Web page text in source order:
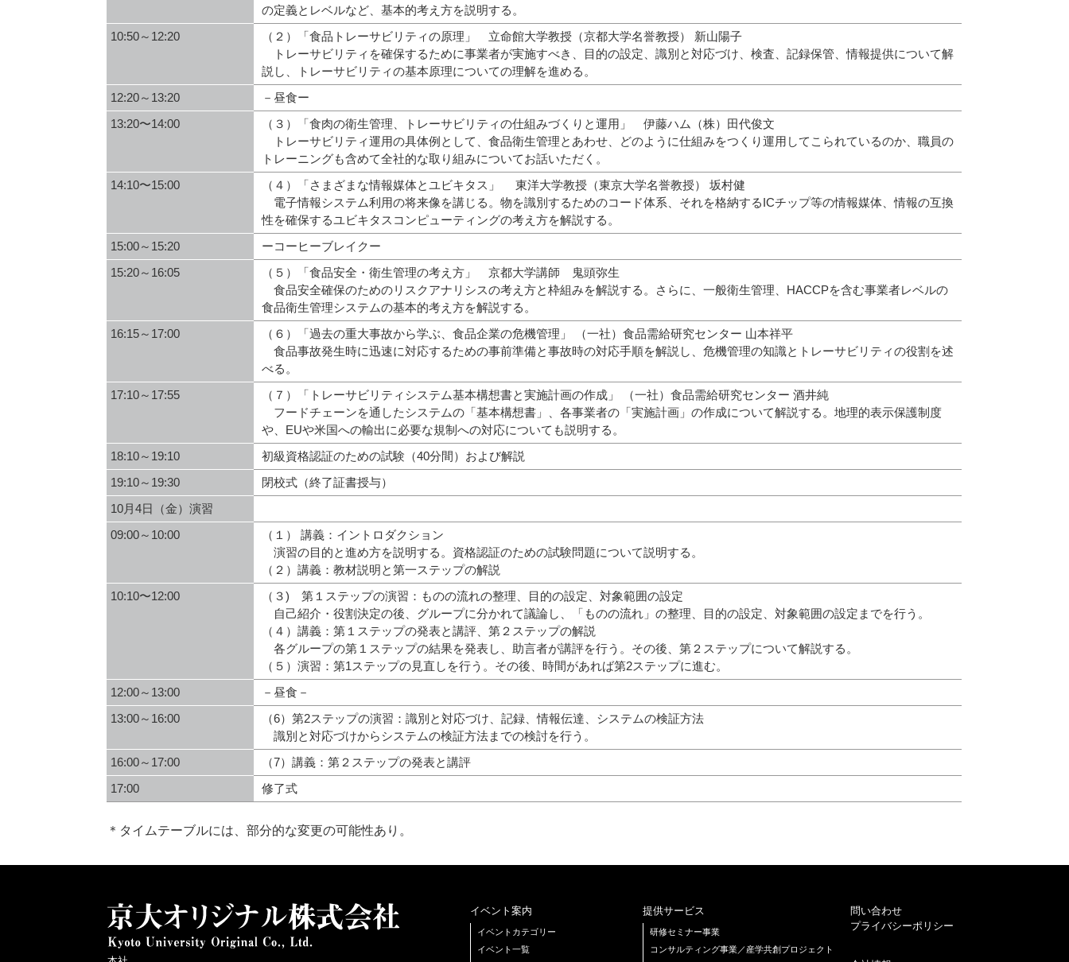
の定義とレベルなど、基本的考え方を説明する。
10:50～12:20
（２）「食品トレーサビリティの原理」 立命館大学教授（京都大学名誉教授） 新山陽子
トレーサビリティを確保するために事業者が実施すべき、目的の設定、識別と対応づけ、検査、記録保管、情報提供について解
説し、トレーサビリティの基本原理についての理解を進める。
12:20～13:20 －昼食ー
13:20〜14:00
（３）「食肉の衛生管理、トレーサビリティの仕組みづくりと運用」 伊藤ハム（株）田代俊文
トレーサビリティ運用の具体例として、食品衛生管理とあわせ、どのように仕組みをつくり運用してこられているのか、職員の
トレーニングも含めて全社的な取り組みについてお話いただく。
14:10〜15:00
（４）「さまざまな情報媒体とユビキタス」 東洋大学教授（東京大学名誉教授） 坂村健
電子情報システム利用の将来像を講じる。物を識別するためのコード体系、それを格納するICチップ等の情報媒体、情報の互換
性を確保するユビキタスコンピューティングの考え方を解説する。
15:00～15:20 ーコーヒーブレイクー
15:20～16:05
（５）「食品安全・衛生管理の考え方」 京都大学講師 鬼頭弥生
食品安全確保のためのリスクアナリシスの考え方と枠組みを解説する。さらに、一般衛生管理、HACCPを含む事業者レベルの
食品衛生管理システムの基本的考え方を解説する。
16:15～17:00
（６）「過去の重大事故から学ぶ、食品企業の危機管理」 （一社）食品需給研究センター 山本祥平
食品事故発生時に迅速に対応するための事前準備と事故時の対応手順を解説し、危機管理の知識とトレーサビリティの役割を述
べる。
17:10～17:55
（７）「トレーサビリティシステム基本構想書と実施計画の作成」 （一社）食品需給研究センター 酒井純
フードチェーンを通したシステムの「基本構想書」、各事業者の「実施計画」の作成について解説する。地理的表示保護制度
や、EUや米国への輸出に必要な規制への対応についても説明する。
18:10～19:10 初級資格認証のための試験（40分間）および解説
19:10～19:30 閉校式（終了証書授与）
10月4日（金）演習
09:00～10:00
（１） 講義：イントロダクション
演習の目的と進め方を説明する。資格認証のための試験問題について説明する。
（２）講義：教材説明と第一ステップの解説
10:10〜12:00
（３) 第１ステップの演習：ものの流れの整理、目的の設定、対象範囲の設定
自己紹介・役割決定の後、グループに分かれて議論し、「ものの流れ」の整理、目的の設定、対象範囲の設定までを行う。
（４）講義：第１ステップの発表と講評、第２ステップの解説
各グループの第１ステップの結果を発表し、助言者が講評を行う。その後、第２ステップについて解説する。
（５）演習：第1ステップの見直しを行う。その後、時間があれば第2ステップに進む。
12:00～13:00 －昼食－
13:00～16:00
（6）第2ステップの演習：識別と対応づけ、記録、情報伝達、システムの検証方法
識別と対応づけからシステムの検証方法までの検討を行う。
16:00～17:00 （7）講義：第２ステップの発表と講評
17:00 修了式
＊タイムテーブルには、部分的な変更の可能性あり。
イベント案内
イベントカテゴリー
イベント一覧
提供サービス
研修セミナー事業
コンサルティング事業／産学共創プロジェクト
問い合わせ
プライバシーポリシー